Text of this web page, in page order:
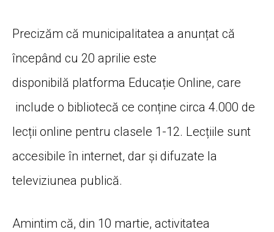
Precizăm că municipalitatea a anunțat că
începând cu 20 aprilie este
disponibilă platforma Educație Online, care
include o bibliotecă ce conține circa 4.000 de
lecții online pentru clasele 1-12. Lecțiile sunt
accesibile în internet, dar și difuzate la
televiziunea publică.
Amintim că, din 10 martie, activitatea